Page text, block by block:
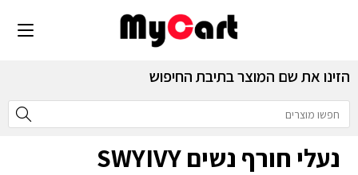
הזינו את שם המוצר בתיבת החיפוש
נעלי חורף נשים SWYIVY